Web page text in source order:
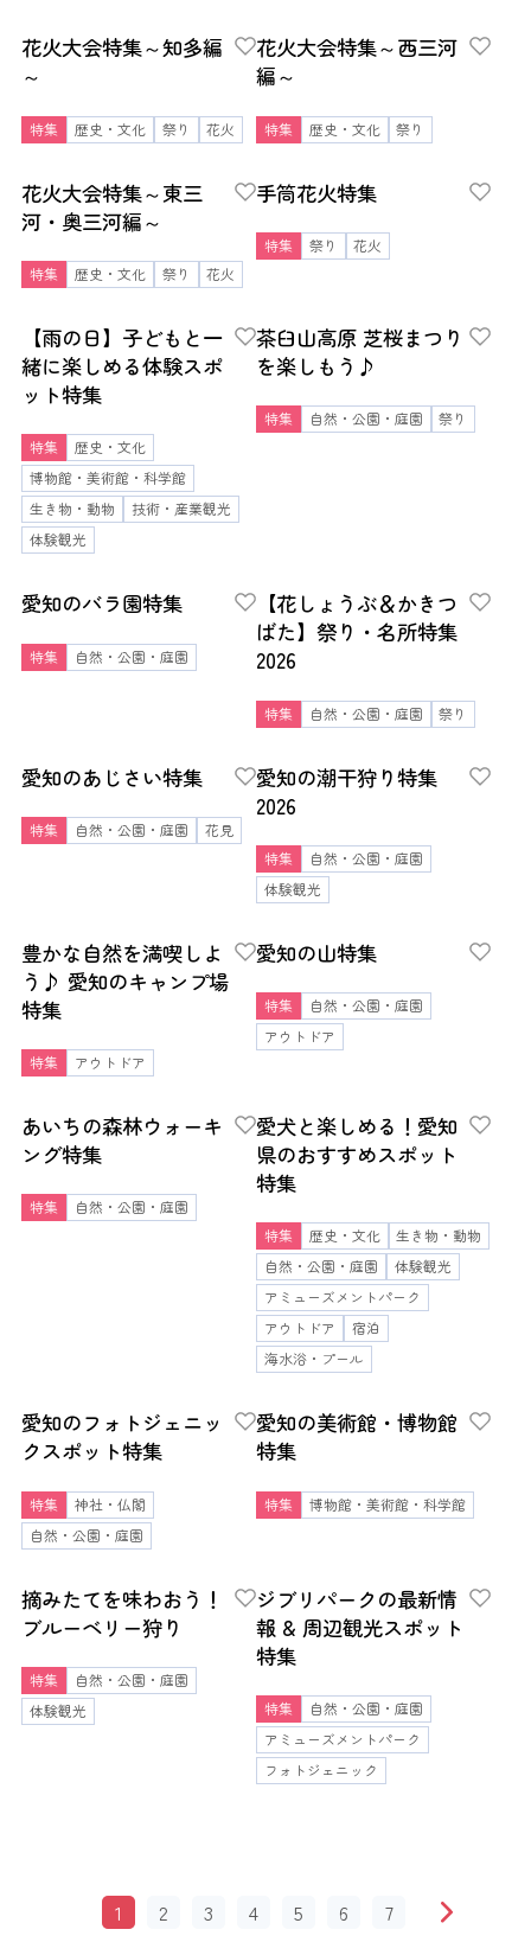
花火大会特集～知多編
～
特集 歴史・文化 祭り 花火
花火大会特集～西三河
編～
特集 歴史・文化 祭り
花火大会特集～東三
河・奥三河編～
特集 歴史・文化 祭り 花火
手筒花火特集
特集 祭り 花火
【雨の日】子どもと一
緒に楽しめる体験スポ
ット特集
特集
歴史・文化
博物館・美術館・科学館
生き物・動物
技術・産業観光
体験観光
茶臼山高原 芝桜まつり
を楽しもう♪
特集 自然・公園・庭園 祭り
愛知のバラ園特集
特集 自然・公園・庭園
【花しょうぶ＆かきつ
ばた】祭り・名所特集
2026
特集 自然・公園・庭園 祭り
愛知のあじさい特集
特集 自然・公園・庭園 花見
愛知の潮干狩り特集
2026
特集
自然・公園・庭園
体験観光
豊かな自然を満喫しよ
う♪ 愛知のキャンプ場
特集
特集 アウトドア
愛知の山特集
特集
自然・公園・庭園
アウトドア
あいちの森林ウォーキ
ング特集
特集 自然・公園・庭園
愛犬と楽しめる！愛知
県のおすすめスポット
特集
特集 歴史・文化
生き物・動物
自然・公園・庭園
体験観光
アミューズメントパーク
アウトドア
宿泊
海水浴・プール
愛知のフォトジェニッ
クスポット特集
特集
神社・仏閣
自然・公園・庭園
愛知の美術館・博物館
特集
特集 博物館・美術館・科学館
摘みたてを味わおう！
ブルーベリー狩り
特集
自然・公園・庭園
体験観光
ジブリパークの最新情
報 & 周辺観光スポット
特集
特集
自然・公園・庭園
アミューズメントパーク
フォトジェニック
1 2 3 4 5 6 7